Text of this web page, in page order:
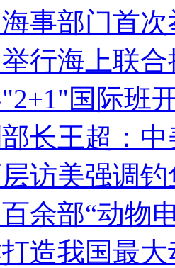
片面不公正
车
热闹非凡 减压"枕头大战"
事部门首
行海上联
国际班
长王超：
访美强调
余部“动物
造我国最